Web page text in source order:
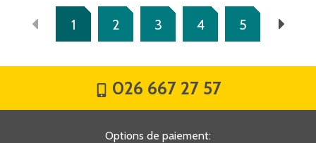
1 2 3 4 5
026 667 27 57
Options de paiement: